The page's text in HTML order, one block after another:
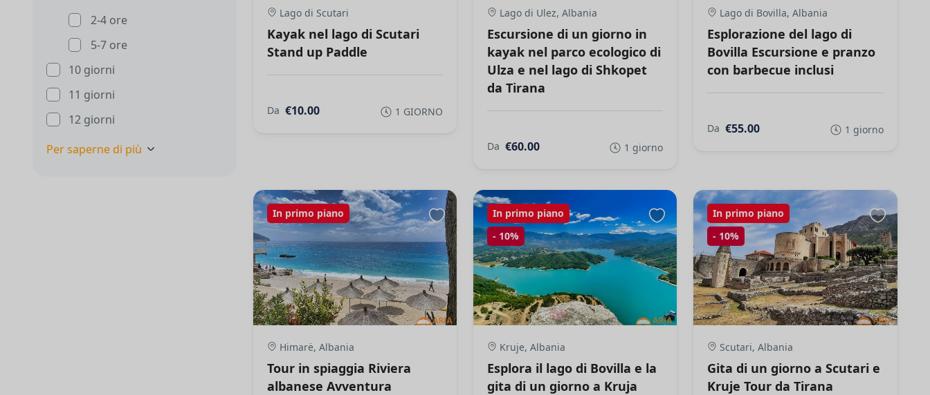
2-4 ore
5-7 ore
10 giorni
11 giorni
12 giorni
Per saperne di più
Lago di Scutari
Kayak nel lago di Scutari
Stand up Paddle
Da €10.00 1 GIORNO
Lago di Ulez, Albania
Escursione di un giorno in
kayak nel parco ecologico di
Ulza e nel lago di Shkopet
da Tirana
Da €60.00 1 giorno
Lago di Bovilla, Albania
Esplorazione del lago di
Bovilla Escursione e pranzo
con barbecue inclusi
Da €55.00 1 giorno
In primo piano
Himarë, Albania
Tour in spiaggia Riviera
albanese Avventura
In primo piano
- 10%
Kruje, Albania
Esplora il lago di Bovilla e la
gita di un giorno a Kruja
In primo piano
- 10%
Scutari, Albania
Gita di un giorno a Scutari e
Kruje Tour da Tirana